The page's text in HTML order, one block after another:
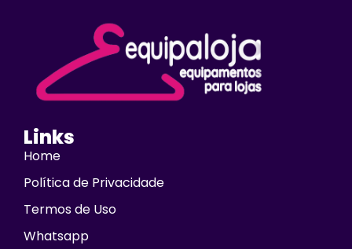
Links
Home
Política de Privacidade
Termos de Uso
Whatsapp